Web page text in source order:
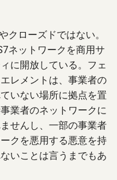
クローズドではない。
ネットワークを商用サ
に開放している。フェ
レメントは、事業者の
いない場所に拠点を置
業者のネットワークに
せんし、一部の事業者
クを悪用する悪意を持
いことは言うまでもあ